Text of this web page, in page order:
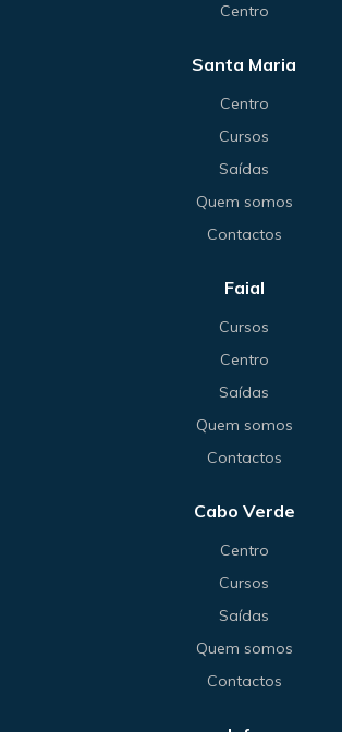
Centro
Santa Maria
Centro
Cursos
Saídas
Quem somos
Contactos
Faial
Cursos
Centro
Saídas
Quem somos
Contactos
Cabo Verde
Centro
Cursos
Saídas
Quem somos
Contactos